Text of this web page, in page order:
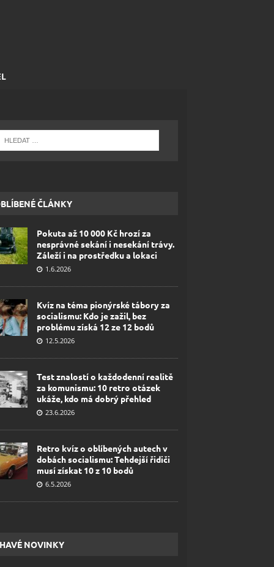
ČLÁNKY
Pokuta až 10 000 Kč hrozí za
nesprávné sekání i nesekání trávy.
Záleží i na prostředku a lokaci
1.6.2026
Kvíz na téma pionýrské tábory za
socialismu: Kdo je zažil, bez
problému získá 12 ze 12 bodů
12.5.2026
Test znalostí o každodenní realitě
za komunismu: 10 retro otázek
ukáže, kdo má dobrý přehled
23.6.2026
Retro kvíz o oblíbených autech v
dobách socialismu: Tehdejší řidiči
musí získat 10 z 10 bodů
6.5.2026
NOVINKY